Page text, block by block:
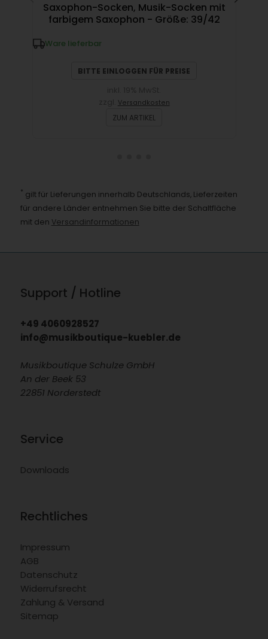
Saxophon-Socken, Musik-Socken mit
farbigem Saxophon - Größe: 39/42
Ware lieferbar
BITTE EINLOGGEN FÜR PREISE
Versandkosten
ZUM ARTIKEL
* gilt für Lieferungen innerhalb Deutschlands, Lieferzeiten
für andere Länder entnehmen Sie bitte der Schaltfläche
mit den Versandinformationen
Support / Hotline
+49 4060928527
info@musikboutique-kuebler.de
Musikboutique Schulze GmbH
An der Beek 53
22851 Norderstedt
Service
Downloads
Rechtliches
Impressum
AGB
Datenschutz
Widerrufsrecht
Zahlung & Versand
Sitemap